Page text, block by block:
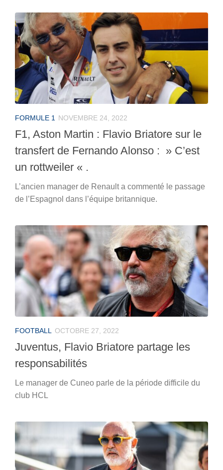
FORMULE 1 NOVEMBRE 24, 2022
F1, Aston Martin : Flavio Briatore sur le
transfert de Fernando Alonso : » C’est
un rottweiler « .
L’ancien manager de Renault a commenté le passage
de l’Espagnol dans l’équipe britannique.
FOOTBALL OCTOBRE 27, 2022
Juventus, Flavio Briatore partage les
responsabilités
Le manager de Cuneo parle de la période difficile du
club HCL